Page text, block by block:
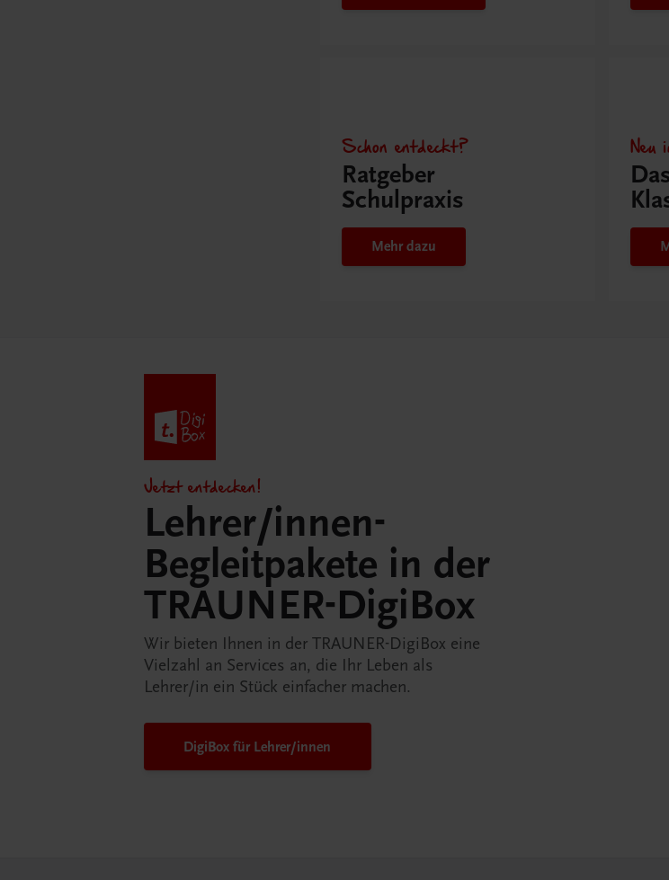
Schon entdeckt?
Ratgeber
Schulpraxis
Mehr dazu
Neu
Jetzt entdecken!
Lehrer/innen-
Begleitpakete in der
TRAUNER-DigiBox
Wir bieten Ihnen in der TRAUNER-DigiBox eine
Vielzahl an Services an, die Ihr Leben als
Lehrer/in ein Stück einfacher machen.
DigiBox für Lehrer/innen